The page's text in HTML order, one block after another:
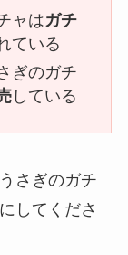
ャはガチ
ている
ぎのガチ
している
さぎのガチ
してくださ